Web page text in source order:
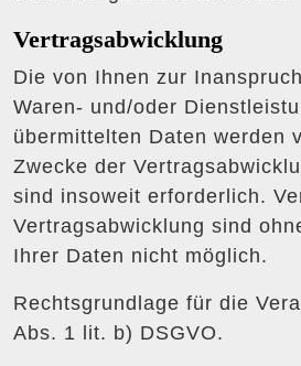
Vertragsabwicklung
Die von Ihnen zur
Waren- und/oder
übermittelten Daten werden
Zwecke der
sind insoweit erforderlich.
Vertragsabwicklung sind
Ihrer Daten nicht möglich.
Rechtsgrundlage für die
Abs. 1 lit. b) DSGVO.